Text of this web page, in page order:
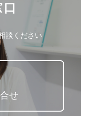
談ください
せ